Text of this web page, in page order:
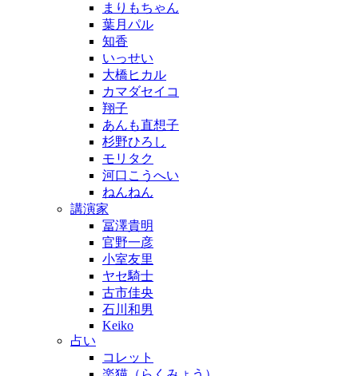
まりもちゃん
葉月パル
知香
いっせい
大橋ヒカル
カマダセイコ
翔子
あんも直想子
杉野ひろし
モリタク
河口こうへい
ねんねん
講演家
冨澤貴明
官野一彦
小室友里
ヤセ騎士
古市佳央
石川和男
Keiko
占い
コレット